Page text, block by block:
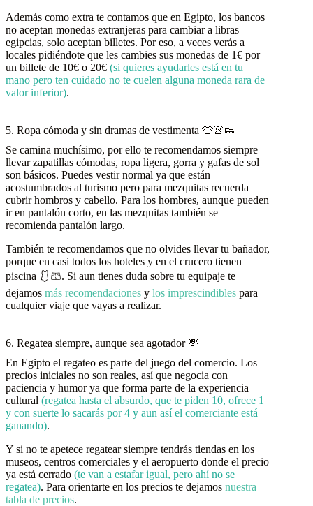
Además como extra te contamos que en Egipto, los bancos
no aceptan monedas extranjeras para cambiar a libras
egipcias, solo aceptan billetes. Por eso, a veces verás a
locales pidiéndote que les cambies sus monedas de 1€ por
un billete de 10€ o 20€ (si quieres ayudarles está en tu
mano pero ten cuidado no te cuelen alguna moneda rara de
valor inferior).
5. Ropa cómoda y sin dramas de vestimenta 👕👚👟
Se camina muchísimo, por ello te recomendamos siempre
llevar zapatillas cómodas, ropa ligera, gorra y gafas de sol
son básicos. Puedes vestir normal ya que están
acostumbrados al turismo pero para mezquitas recuerda
cubrir hombros y cabello. Para los hombres, aunque pueden
ir en pantalón corto, en las mezquitas también se
recomienda pantalón largo.
También te recomendamos que no olvides llevar tu bañador,
porque en casi todos los hoteles y en el crucero tienen
piscina 🩱🩳. Si aun tienes duda sobre tu equipaje te
dejamos más recomendaciones y los imprescindibles para
cualquier viaje que vayas a realizar.
6. Regatea siempre, aunque sea agotador 💸
En Egipto el regateo es parte del juego del comercio. Los
precios iniciales no son reales, así que negocia con
paciencia y humor ya que forma parte de la experiencia
cultural (regatea hasta el absurdo, que te piden 10, ofrece 1
y con suerte lo sacarás por 4 y aun así el comerciante está
ganando).
Y si no te apetece regatear siempre tendrás tiendas en los
museos, centros comerciales y el aeropuerto donde el precio
ya está cerrado (te van a estafar igual, pero ahí no se
regatea). Para orientarte en los precios te dejamos nuestra
tabla de precios.